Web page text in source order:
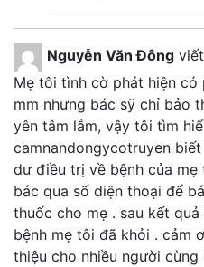
Nguyễn Văn Đông
Mẹ tôi tình cờ phát hiện
mm nhưng bác sỹ chỉ bảo
yên tâm lắm, vậy tôi tìm
camnandongycotruyen
dư điều trị về bệnh của
bác qua số diện thoại để
thuốc cho mẹ . sau kết
bệnh mẹ tôi đã khỏi . cảm
thiệu cho nhiều người